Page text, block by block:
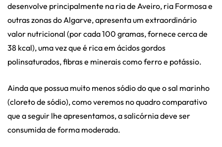
desenvolve principalmente na ria de Aveiro, ria Formosa e
outras zonas do Algarve, apresenta um extraordinário
valor nutricional (por cada 100 gramas, fornece cerca de
38 kcal), uma vez que é rica em ácidos gordos
polinsaturados, fibras e minerais como ferro e potássio.
Ainda que possua muito menos sódio do que o sal marinho
(cloreto de sódio), como veremos no quadro comparativo
que a seguir lhe apresentamos, a salicórnia deve ser
consumida de forma moderada.